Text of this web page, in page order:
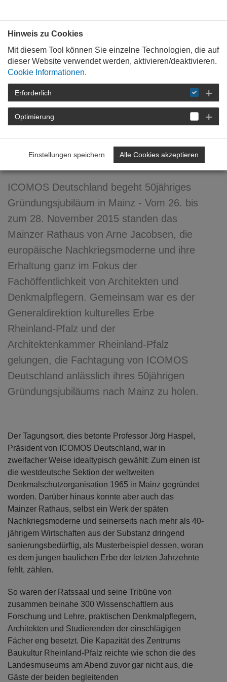
STARTSEITE DETAIL
Drei Tage im Zeichen der
Nachkriegsmoderne
ICOMOS Deutschland begeht 50jähriges
Gründungsjubiläum in Mainz - Vom 26. bis
zum 28. November 2015 standen das
Mainzer Rathaus von Arne Jacobsen, die
europäische Nachkriegsmoderne und ihre
Erhaltung ganz im Fokus der
Fachöffentlichkeit von Architekten und
Denkmalpflegern. Gemeinsam war es der
Generaldirektion kulturelles Erbe
Rheinland-Pfalz und der
Architektenkammer Rheinland-Pfalz
gelungen, die Fachtagung von ICOMOS
Deutschland anlässlich ihres 50jährigen
Gründungsjubiläums nach Mainz zu holen.
Der Tagungsort, dies betonte Professor Jörg Haspel,
Präsident von ICOMOS Deutschland, war in
zweifacher Weise idealtypisch gewählt: Zum einen ist
die westdeutsche Sektion der weltweiten
Denkmalschutzorganisation 1965 in Mainz gegründet
worden. Darüber hinaus konnte aber auch das
Mainzer Rathaus, selbst ein Werk der späten
Nachkriegsmoderne und seinerseits nach mehr als 40-
jährigem Wirtschaften aus der Substanz dringend
sanierungsbedürftig, als Musterbeispiel dessen, woran
es dem jungen baulichen Erbe der letzten Jahrzehnte
fehlt, zählen.
So waren der Ratssaal und seine Tribüne von
zusammen beinahe 300 Wissenschaftlern aus
Forschung und Lehre, praktischen Denkmalpflegern,
Architekten und Studierenden der einschlägigen
Fächer eng besetzt. Die Kapazität des Zentrums
Baukultur Rheinland-Pfalz reichte wie schon die des
Landesmuseums am Abend zuvor gar nicht aus, die
Gäste der beiden begleitenden
Hinweis zu Cookies
Mit diesem Tool können Sie einzelne Technologien, die auf
dieser Website verwendet werden, aktivieren/deaktivieren.
Cookie Informationen.
Erforderlich
Optimierung
Einstellungen speichern Alle Cookies akzeptieren